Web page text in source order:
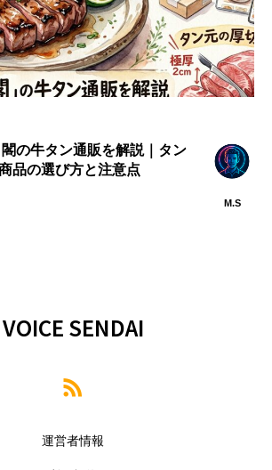
の牛タン通販を解説｜タン
品の選び方と注意点
M.S
VOICE SENDAI
運営者情報